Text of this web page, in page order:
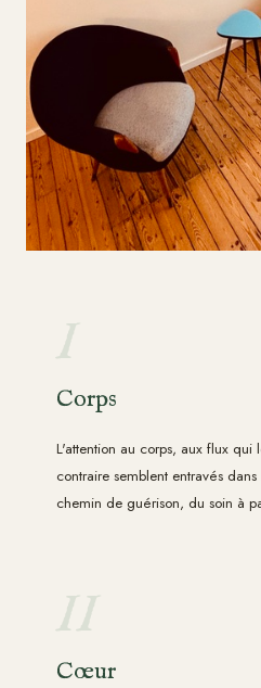
I
Corps
L'attention au corps, aux flux qui
contraire semblent entravés
chemin de guérison, du soin à
II
Cœur